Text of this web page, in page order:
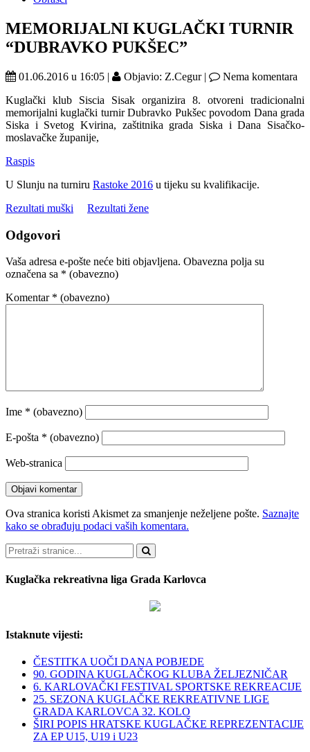
MEMORIJALNI KUGLAČKI TURNIR
“DUBRAVKO PUKŠEC”
01.06.2016 u 16:05 | Objavio: Z.Cegur |
Nema komentara
Kuglački klub Siscia Sisak organizira 8. otvoreni tradicionalni
memorijalni kuglački turnir Dubravko Pukšec povodom Dana grada
Siska i Svetog Kvirina, zaštitnika grada Siska i Dana Sisačko-
moslavačke županije,
Raspis
U Slunju na turniru Rastoke 2016 u tijeku su kvalifikacije.
Rezultati muški
Rezultati žene
Odgovori
Vaša adresa e-pošte neće biti objavljena. Obavezna polja su
označena sa * (obavezno)
Komentar * (obavezno)
Ime * (obavezno)
E-pošta * (obavezno)
Web-stranica
Ova stranica koristi Akismet za smanjenje neželjene pošte. Saznajte
kako se obrađuju podaci vaših komentara.
Pretraži
Kuglačka rekreativna liga Grada Karlovca
Istaknute vijesti:
ČESTITKA UOČI DANA POBJEDE
90. GODINA KUGLAČKOG KLUBA ŽELJEZNIČAR
6. KARLOVAČKI FESTIVAL SPORTSKE REKREACIJE
25. SEZONA KUGLAČKE REKREATIVNE LIGE
GRADA KARLOVCA 32. KOLO
ŠIRI POPIS HRATSKE KUGLAČKE REPREZENTACIJE
ZA EP U15, U19 i U23